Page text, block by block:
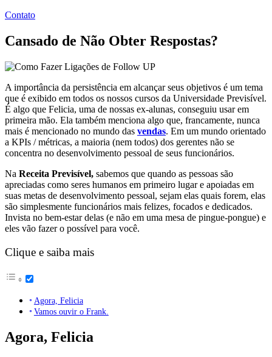
Contato
Cansado de Não Obter Respostas?
A importância da persistência em alcançar seus objetivos é um tema
que é exibido em todos os nossos cursos da Universidade Previsível.
É algo que Felicia, uma de nossas ex-alunas, conseguiu usar em
primeira mão. Ela também menciona algo que, francamente, nunca
mais é mencionado no mundo das vendas. Em um mundo orientado
a KPIs / métricas, a maioria (nem todos) dos gerentes não se
concentra no desenvolvimento pessoal de seus funcionários.
Na Receita Previsível, sabemos que quando as pessoas são
apreciadas como seres humanos em primeiro lugar e apoiadas em
suas metas de desenvolvimento pessoal, sejam elas quais forem, elas
são simplesmente funcionários mais felizes, focados e dedicados.
Invista no bem-estar delas (e não em uma mesa de pingue-pongue) e
eles vão fazer o possível para você.
Clique e saiba mais
Agora, Felicia
Vamos ouvir o Frank.
Agora, Felicia